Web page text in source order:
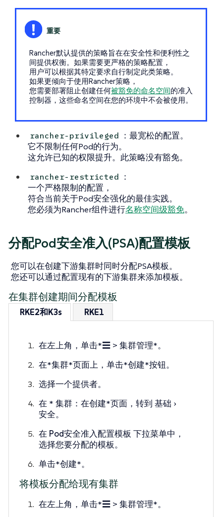
Rancher默认提供的策略旨在在安全性和便利性之
间提供权衡。如果需要更严格的策略配置，
用户可以根据其特定要求自行制定此类策略。
如果更倾向于使用Rancher策略，
您需要部署阻止创建任何被豁免的命名空间的准入
控制器，这些命名空间在您的环境中不会被使用。
rancher-privileged ：最宽松的配置。
它不限制任何Pod的行为。
这允许已知的权限提升。此策略没有豁免。
rancher-restricted ：
一个严格限制的配置，
符合当前关于Pod安全强化的最佳实践。
您必须为Rancher组件进行名称空间级豁免。
分配Pod安全准入(PSA)配置模板
您可以在创建下游集群时同时分配PSA模板。
您还可以通过配置现有的下游集群来添加模板。
在集群创建期间分配模板
RKE2和K3s RKE1
在左上角，单击*☰ > 集群管理*。
在*集群*页面上，单击*创建*按钮。
选择一个提供者。
在 * 集群：在创建*页面，转到基础
安全。
在 Pod安全准入配置模板 下拉菜单中，
选择您要分配的模板。
单击*创建*。
将模板分配给现有集群
在左上角，单击*☰ > 集群管理*。